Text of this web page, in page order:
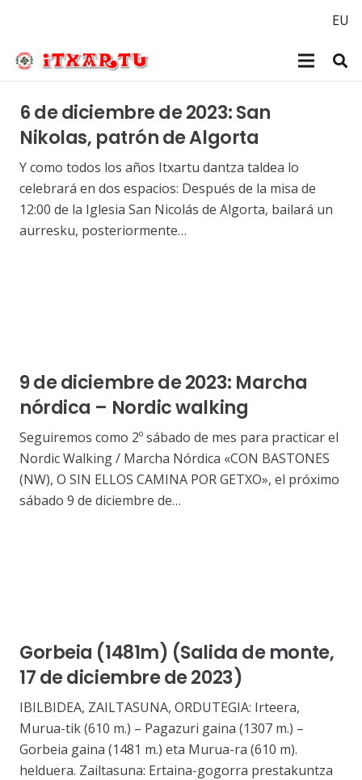
EU
6 de diciembre de 2023: San
Nikolas, patrón de Algorta
Y como todos los años Itxartu dantza taldea lo
celebrará en dos espacios: Después de la misa de
12:00 de la Iglesia San Nicolás de Algorta, bailará un
aurresku, posteriormente…
9 de diciembre de 2023: Marcha
nórdica – Nordic walking
Seguiremos como 2º sábado de mes para practicar el
Nordic Walking / Marcha Nórdica «CON BASTONES
(NW), O SIN ELLOS CAMINA POR GETXO», el próximo
sábado 9 de diciembre de…
Gorbeia (1481m) (Salida de monte,
17 de diciembre de 2023)
IBILBIDEA, ZAILTASUNA, ORDUTEGIA: Irteera,
Murua-tik (610 m.) – Pagazuri gaina (1307 m.) –
Gorbeia gaina (1481 m.) eta Murua-ra (610 m).
helduera. Zailtasuna: Ertaina-gogorra prestakuntza